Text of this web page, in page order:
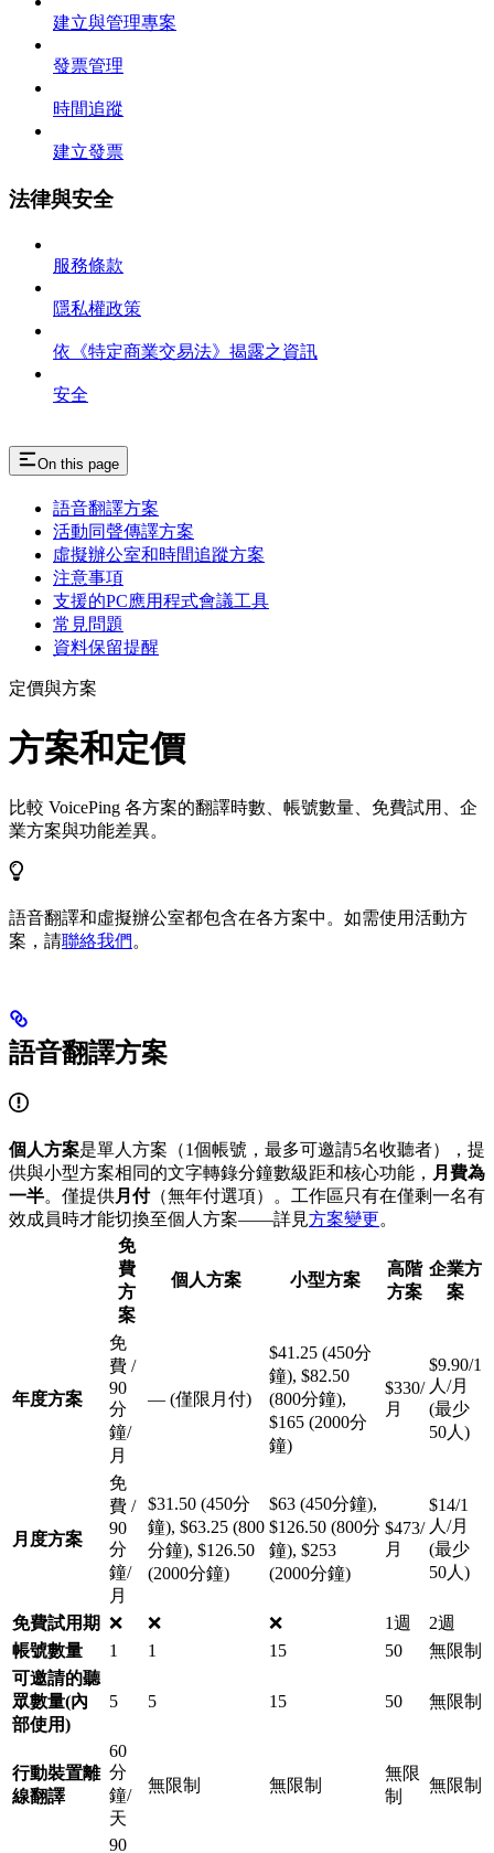
建立與管理專案
發票管理
時間追蹤
建立發票
法律與安全
服務條款
隱私權政策
依《特定商業交易法》揭露之資訊
安全
On this page
語音翻譯方案
活動同聲傳譯方案
虛擬辦公室和時間追蹤方案
注意事項
支援的PC應用程式會議工具
常見問題
資料保留提醒
定價與方案
方案和定價
比較 VoicePing 各方案的翻譯時數、帳號數量、免費試用、企
業方案與功能差異。
語音翻譯和虛擬辦公室都包含在各方案中。如需使用活動方
案，請聯絡我們 。
語音翻譯方案
個人方案是單人方案（1個帳號，最多可邀請5名收聽者），提
供與小型方案相同的文字轉錄分鐘數級距和核心功能， 月費為
一半。僅提供月付（無年付選項）。工作區只有在僅剩一名有
效成員時才能切換至個人方案——詳見方案變更。
免
費
方
案
個人方案 小型方案
高階
方案
企業方
案
年度方案
免
費 /
90
分
鐘/
月
— (僅限月付)
$41.25 (450分
鐘), $82.50
(800分鐘),
$165 (2000分
鐘)
$330/
月
$9.90/1
人/月
(最少
50人)
月度方案
免
費 /
90
分
鐘/
月
$31.50 (450分
鐘), $63.25 (800
分鐘), $126.50
(2000分鐘)
$63 (450分鐘),
$126.50 (800分
鐘), $253
(2000分鐘)
$473/
月
$14/1
人/月
(最少
50人)
免費試用期 ❌ ❌ ❌ 1週
2週
帳號數量
1 1 15 50
無限制
可邀請的聽
眾數量(內
部使用)
5 5 15 50 無限制
行動裝置離
線翻譯
60
分
鐘/
天
無限制 無限制
無限
制
無限制
90